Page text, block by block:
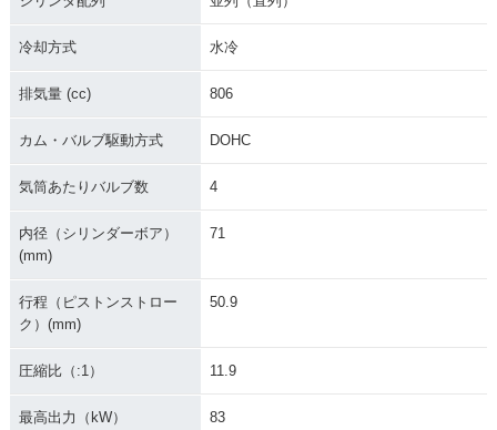
場
冷却方式 水冷
排気量 (cc) 806
カム・バルブ駆動方式 DOHC
気筒あたりバルブ数 4
内径（シリンダーボア）
(mm)
71
行程（ピストンストロー
ク）(mm)
50.9
圧縮比（:1） 11.9
最高出力（kW） 83